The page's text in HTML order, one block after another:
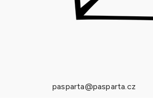
pasparta@pasparta.cz